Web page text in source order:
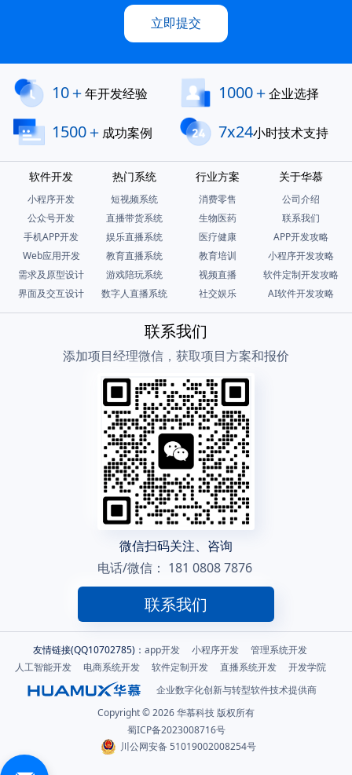
立即提交
10＋年开发经验 1000＋企业选择
1500＋ 成功案例 7x24小时技术支持
软件开发
小程序开发
公众号开发
手机APP开发
Web应用开发
需求及原型设计
界面及交互设计
热门系统
短视频系统
直播带货系统
娱乐直播系统
教育直播系统
游戏陪玩系统
数字人直播系统
行业方案
消费零售
生物医药
医疗健康
教育培训
视频直播
社交娱乐
关于华慕
公司介绍
联系我们
APP开发攻略
小程序开发攻略
软件定制开发攻略
AI软件开发攻略
联系我们
添加项目经理微信，获取项目方案和报价
微信扫码关注、咨询
电话/微信： 181 0808 7876
联系我们
友情链接(QQ10702785)： app开发 小程序开发
管理系统开发
人工智能开发
电商系统开发 软件定制开发 直播系统开发
开发学院
企业数字化创新与转型软件技术提供商
Copyright © 2026 华慕科技 版权所有
蜀ICP备2023008716号
川公网安备 51019002008254号